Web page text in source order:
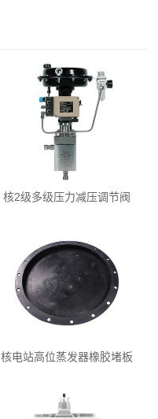
核2级多级压力减压调节阀
核电站高位蒸发器橡胶堵板